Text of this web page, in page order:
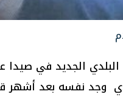
البلدي الجديد في
وجد نفسه بعد أشهر